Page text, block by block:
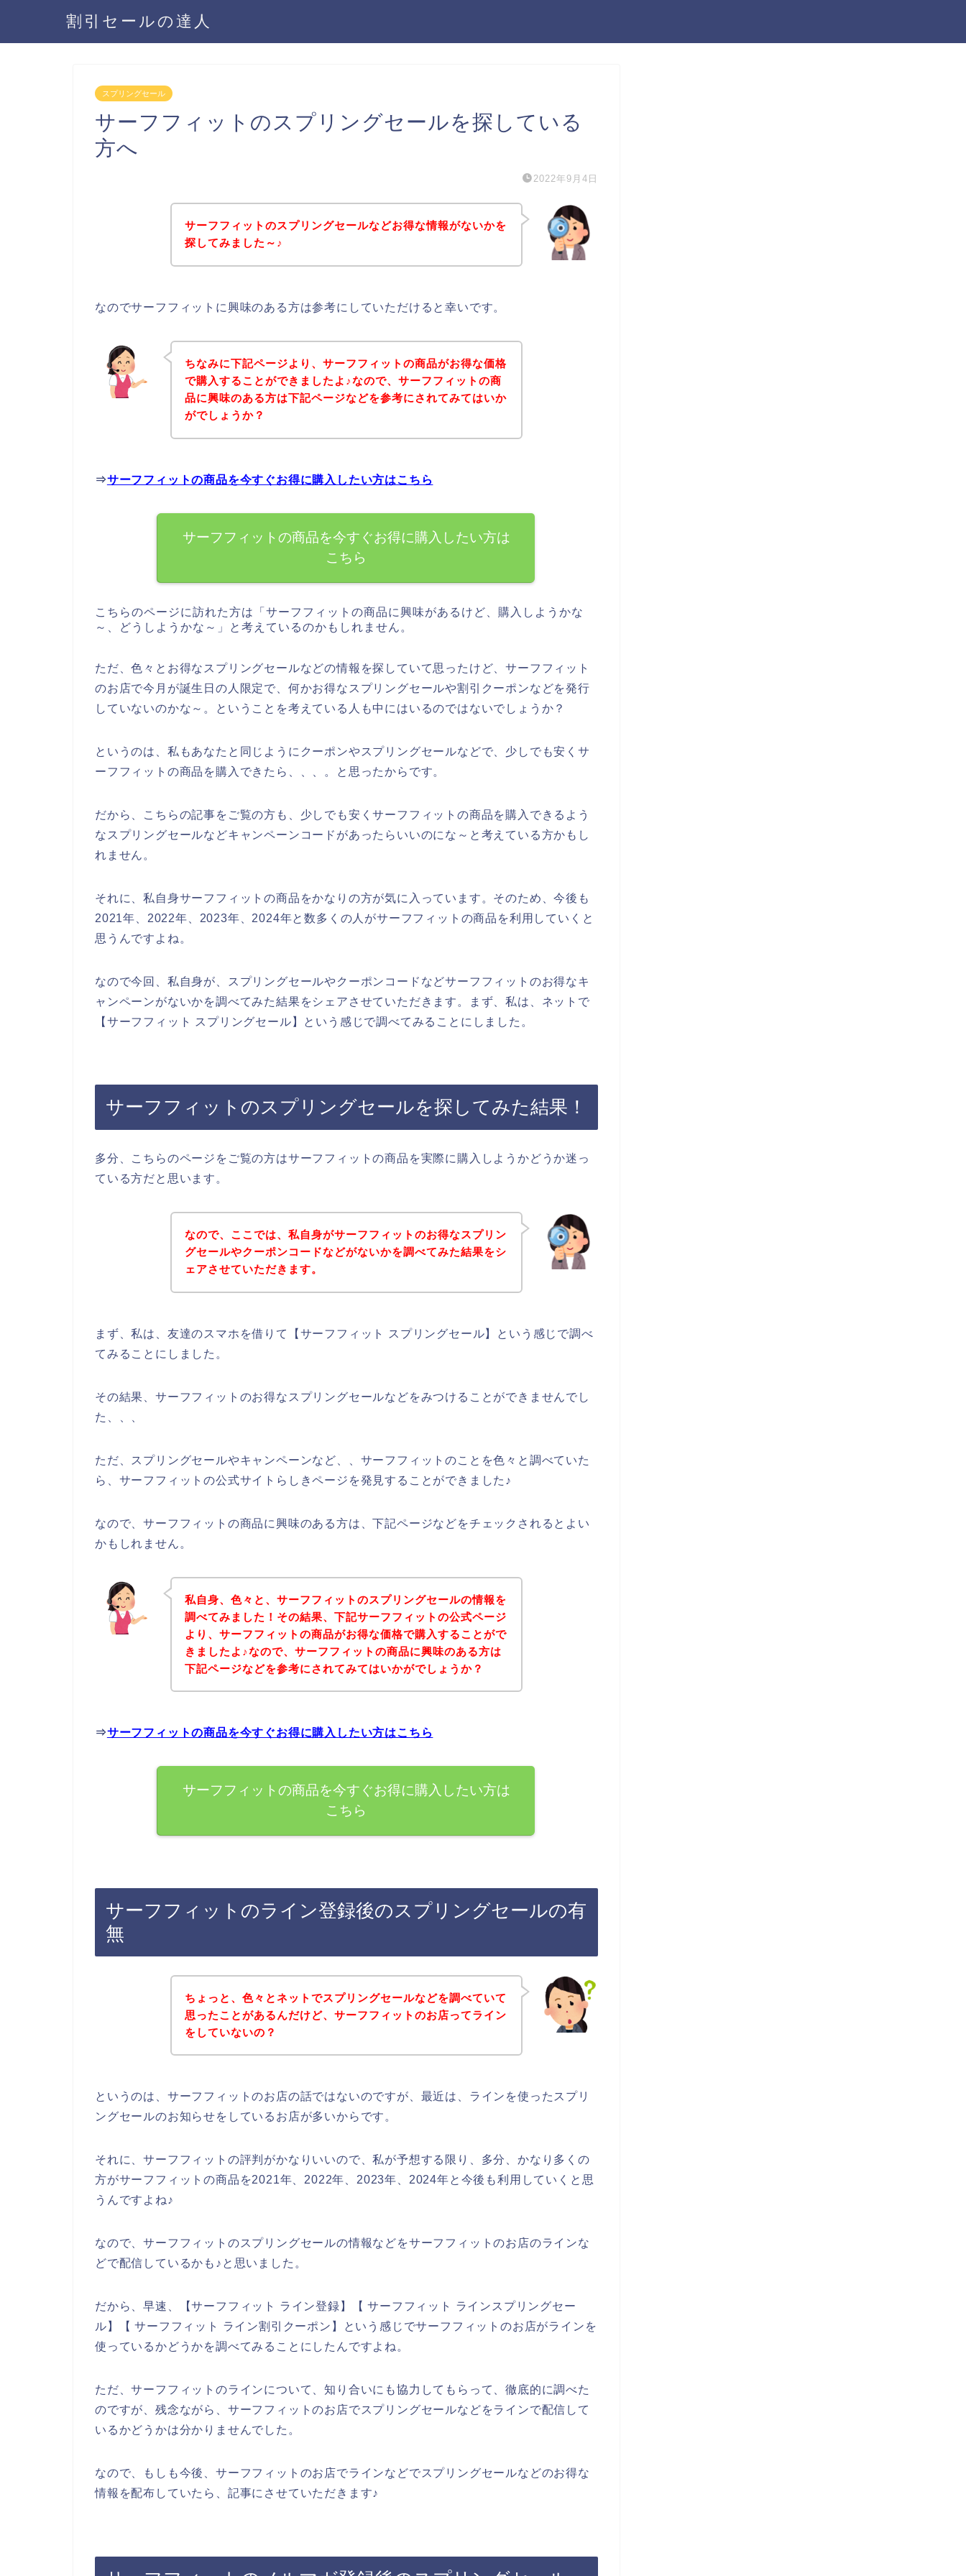
割引セールの達人
スプリングセール
サーフフィットのスプリングセールを探している
方へ
2022年9月4日
サーフフィットのスプリングセールなどお得な情報がないかを
探してみました～♪
なのでサーフフィットに興味のある方は参考にしていただけると幸いです。
ちなみに下記ページより、サーフフィットの商品がお得な価格
で購入することができましたよ♪なので、サーフフィットの商
品に興味のある方は下記ページなどを参考にされてみてはいか
がでしょうか？
⇒サーフフィットの商品を今すぐお得に購入したい方はこちら
サーフフィットの商品を今すぐお得に購入したい方は
こちら
こちらのページに訪れた方は「サーフフィットの商品に興味があるけど、購入しようかな
～、どうしようかな～」と考えているのかもしれません。
ただ、色々とお得なスプリングセールなどの情報を探していて思ったけど、サーフフィット
のお店で今月が誕生日の人限定で、何かお得なスプリングセールや割引クーポンなどを発行
していないのかな～。ということを考えている人も中にはいるのではないでしょうか？
というのは、私もあなたと同じようにクーポンやスプリングセールなどで、少しでも安くサ
ーフフィットの商品を購入できたら、、、。と思ったからです。
だから、こちらの記事をご覧の方も、少しでも安くサーフフィットの商品を購入できるよう
なスプリングセールなどキャンペーンコードがあったらいいのにな～と考えている方かもし
れません。
それに、私自身サーフフィットの商品をかなりの方が気に入っています。そのため、今後も
2021年、2022年、2023年、2024年と数多くの人がサーフフィットの商品を利用していくと
思うんですよね。
なので今回、私自身が、スプリングセールやクーポンコードなどサーフフィットのお得なキ
ャンペーンがないかを調べてみた結果をシェアさせていただきます。まず、私は、ネットで
【サーフフィット スプリングセール】という感じで調べてみることにしました。
サーフフィットのスプリングセールを探してみた結果！
多分、こちらのページをご覧の方はサーフフィットの商品を実際に購入しようかどうか迷っ
ている方だと思います。
なので、ここでは、私自身がサーフフィットのお得なスプリン
グセールやクーポンコードなどがないかを調べてみた結果をシ
ェアさせていただきます。
まず、私は、友達のスマホを借りて【サーフフィット スプリングセール】という感じで調べ
てみることにしました。
その結果、サーフフィットのお得なスプリングセールなどをみつけることができませんでし
た、、、
ただ、スプリングセールやキャンペーンなど、、サーフフィットのことを色々と調べていた
ら、サーフフィットの公式サイトらしきページを発見することができました♪
なので、サーフフィットの商品に興味のある方は、下記ページなどをチェックされるとよい
かもしれません。
私自身、色々と、サーフフィットのスプリングセールの情報を
調べてみました！その結果、下記サーフフィットの公式ページ
より、サーフフィットの商品がお得な価格で購入することがで
きましたよ♪なので、サーフフィットの商品に興味のある方は
下記ページなどを参考にされてみてはいかがでしょうか？
⇒サーフフィットの商品を今すぐお得に購入したい方はこちら
サーフフィットの商品を今すぐお得に購入したい方は
こちら
サーフフィットのライン登録後のスプリングセールの有
無
ちょっと、色々とネットでスプリングセールなどを調べていて
思ったことがあるんだけど、サーフフィットのお店ってライン
をしていないの？
というのは、サーフフィットのお店の話ではないのですが、最近は、ラインを使ったスプリ
ングセールのお知らせをしているお店が多いからです。
それに、サーフフィットの評判がかなりいいので、私が予想する限り、多分、かなり多くの
方がサーフフィットの商品を2021年、2022年、2023年、2024年と今後も利用していくと思
うんですよね♪
なので、サーフフィットのスプリングセールの情報などをサーフフィットのお店のラインな
どで配信しているかも♪と思いました。
だから、早速、【サーフフィット ライン登録】【 サーフフィット ラインスプリングセー
ル】【 サーフフィット ライン割引クーポン】という感じでサーフフィットのお店がラインを
使っているかどうかを調べてみることにしたんですよね。
ただ、サーフフィットのラインについて、知り合いにも協力してもらって、徹底的に調べた
のですが、残念ながら、サーフフィットのお店でスプリングセールなどをラインで配信して
いるかどうかは分かりませんでした。
なので、もしも今後、サーフフィットのお店でラインなどでスプリングセールなどのお得な
情報を配布していたら、記事にさせていただきます♪